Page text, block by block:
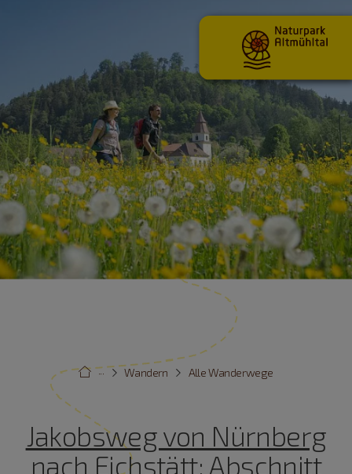
Alle Wanderwege
Wandern
···
Jakobsweg von Nürnberg
nach Eichstätt: Abschnitt